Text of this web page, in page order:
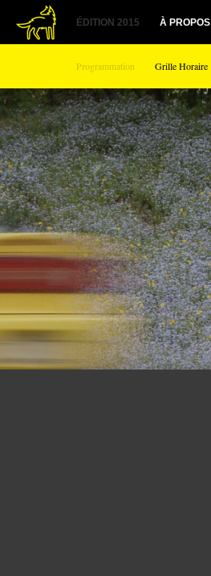
ÉDITION 2015
Programmation Grille Horaire
À PROPOS